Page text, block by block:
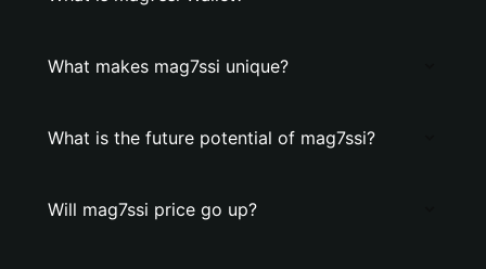
What makes mag7ssi unique?
What is the future potential of mag7ssi?
Will mag7ssi price go up?